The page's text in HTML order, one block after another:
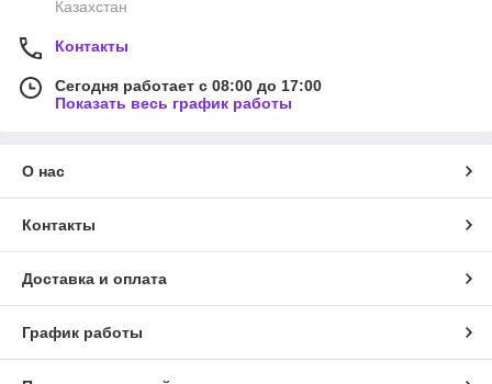
Казахстан
Контакты
Сегодня работает с 08:00 до 17:00
Показать весь график работы
О нас
Контакты
Доставка и оплата
График работы